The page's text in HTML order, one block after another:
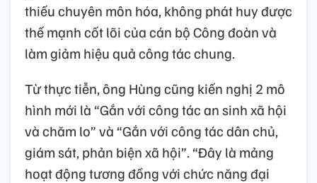
thiếu chuyên môn hóa, không phát huy được
thế mạnh cốt lõi của cán bộ Công đoàn và
làm giảm hiệu quả công tác chung.
Từ thực tiễn, ông Hùng cũng kiến nghị 2 mô
hình mới là “Gắn với công tác an sinh xã hội
và chăm lo” và “Gắn với công tác dân chủ,
giám sát, phản biện xã hội”. “Đây là mảng
hoạt động tương đồng với chức năng đại